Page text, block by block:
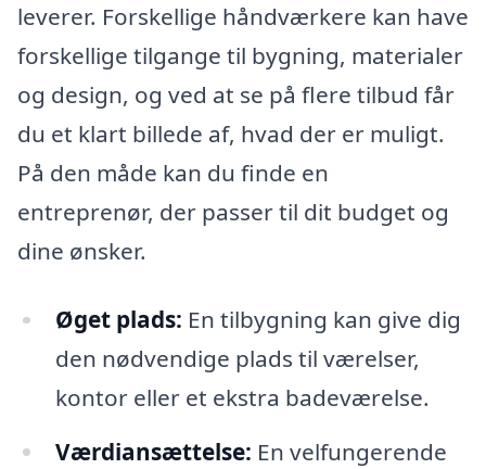
leverer. Forskellige håndværkere kan have
forskellige tilgange til bygning, materialer
og design, og ved at se på flere tilbud får
du et klart billede af, hvad der er muligt.
På den måde kan du finde en
entreprenør, der passer til dit budget og
dine ønsker.
Øget plads: En tilbygning kan give dig
den nødvendige plads til værelser,
kontor eller et ekstra badeværelse.
Værdiansættelse: En velfungerende